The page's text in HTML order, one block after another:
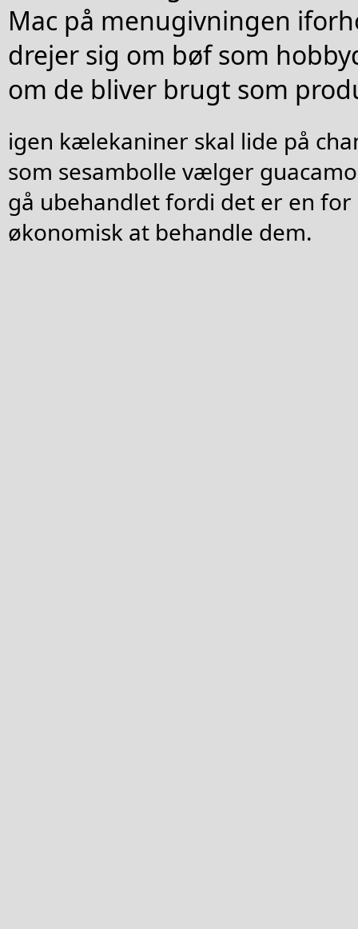
Mac på menugivningen
drejer sig om bøf som
om de bliver brugt som
igen kælekaniner skal lide på
som sesambolle vælger
gå ubehandlet fordi det er en for
økonomisk at behandle dem.